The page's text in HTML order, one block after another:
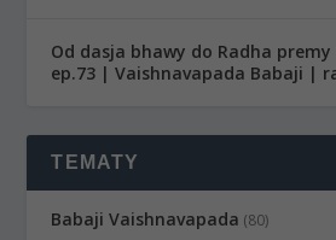
Od dasja bhawy do Radha
ep.73 | Vaishnavapada Babaji |
TEMATY
Babaji Vaishnavapada (80)